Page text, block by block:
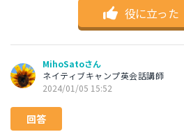
役に立った
MihoSatoさん
ネイティブキャンプ英会話講師
2024/01/05 15:52
回答